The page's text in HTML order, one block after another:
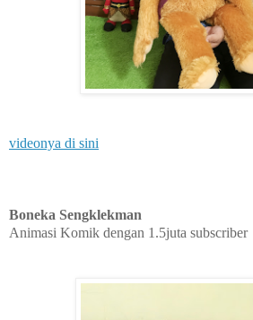
videonya di sini
Boneka Sengklekman
Animasi Komik dengan 1.5juta subscriber